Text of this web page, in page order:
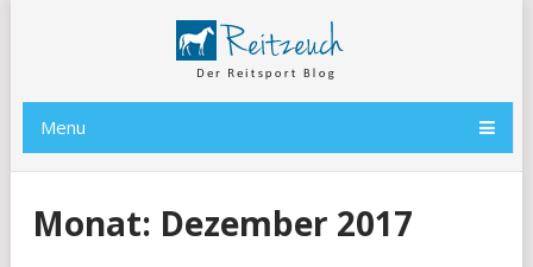
Menu
Monat: Dezember 2017